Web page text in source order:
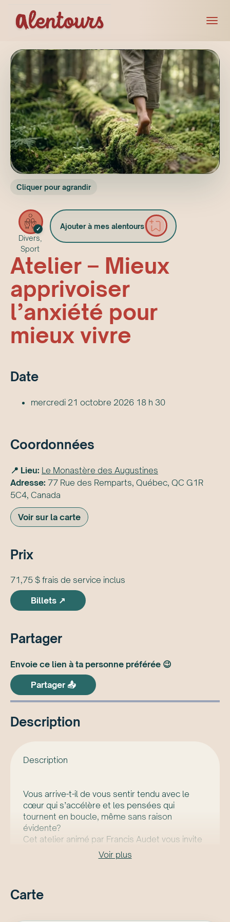
Cliquer pour agrandir
✓
Divers,
Sport
Ajouter à mes alentours
Atelier – Mieux
apprivoiser
l’anxiété pour
mieux vivre
Date
mercredi 21 octobre 2026 18 h 30
Coordonnées
📍 Lieu: Le Monastère des Augustines
Adresse: 77 Rue des Remparts, Québec, QC G1R
5C4, Canada
Voir sur la carte
Prix
71,75 $ frais de service inclus
Billets ↗
Partager
Envoie ce lien à ta personne préférée 😉
Partager 📤
Description
Description
Vous arrive-t-il de vous sentir tendu avec le
cœur qui s’accélère et les pensées qui
tournent en boucle, même sans raison
évidente?
Cet atelier animé par Francis Audet vous invite
à découvrir que votre corps possède déjà un
puissant système anxiolytique naturel. Au lieu
vague, réduire le cortisol et passer du
Au programme:
Voir plus
Carte